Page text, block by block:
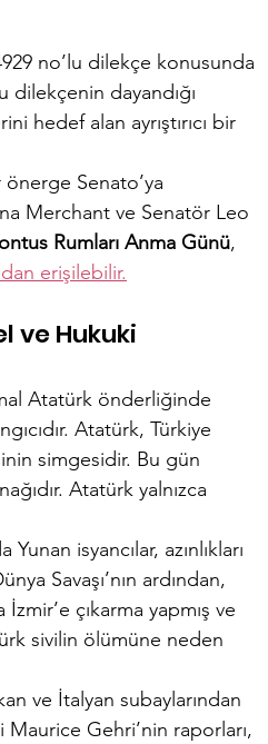
no’lu dilekçe konusunda
dilekçenin dayandığı
hedef alan ayrıştırıcı bir
Senato’ya
Merchant ve Senatör Leo
Rumları Anma Günü,
erişilebilir.
ve Hukuki
Atatürk önderliğinde
Atatürk, Türkiye
simgesidir. Bu gün
Atatürk yalnızca
Yunan isyancılar, azınlıkları
Savaşı’nın ardından,
çıkarma yapmış ve
sivilin ölümüne neden
ve İtalyan subaylarından
Maurice Gehri’nin raporları,